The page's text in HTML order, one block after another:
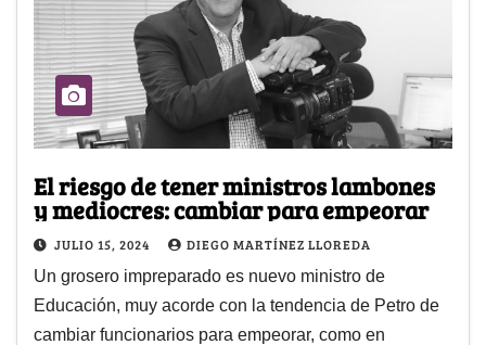
El riesgo de tener ministros lambones
y mediocres: cambiar para empeorar
JULIO 15, 2024 DIEGO MARTÍNEZ LLOREDA
Un grosero impreparado es nuevo ministro de
Educación, muy acorde con la tendencia de Petro de
cambiar funcionarios para empeorar, como en